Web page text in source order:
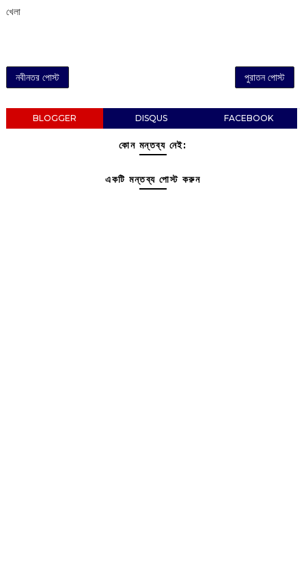
খেলা
নবীনতর পোস্ট পুরাতন পোস্ট
BLOGGER DISQUS FACEBOOK
কোন মন্তব্য নেই:
একটি মন্তব্য পোস্ট করুন